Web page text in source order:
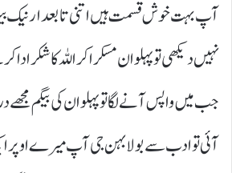
آپ بہت خوش قسمت ہیں اتنی تابعدار نیک
نہیں دیکھی تو پہلوان مسکرا کر اللہ کا شکر
جب میں واپس آنے لگا تو پہلوان کی بیگم
آئی تو ادب سے بولا بہن جی آپ میرے اوپر